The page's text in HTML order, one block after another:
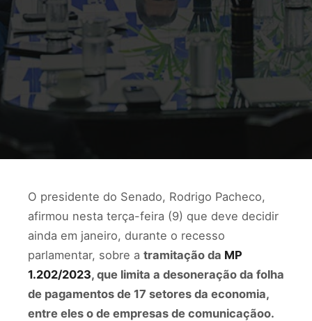
O presidente do Senado, Rodrigo Pacheco,
afirmou nesta terça-feira (9) que deve decidir
ainda em janeiro, durante o recesso
parlamentar, sobre a tramitação da MP
1.202/2023, que limita a desoneração da folha
de pagamentos de 17 setores da economia,
entre eles o de empresas de comunicaçãoo.